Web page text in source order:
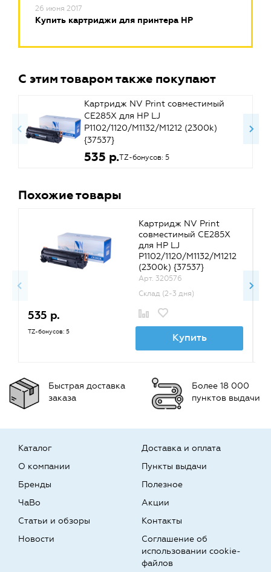
26 июня 2017
Купить картриджи для принтера HP
С этим товаром также покупают
Картридж NV Print совместимый
CE285X для HP LJ
P1102/1120/M1132/M1212 (2300k)
{37537}
535 р.TZ-бонусов: 5
Похожие товары
Картридж NV Print
совместимый CE285X
для HP LJ
P1102/1120/M1132/M1212
(2300k) {37537}
Арт. 320576
Склад (2-3 дня)
535 р.
TZ-бонусов: 5 Купить
Быстрая доставка
заказа
Более 18 000
пунктов выдачи
Каталог
О компании
Бренды
Доставка и оплата
Пункты выдачи
Полезное
ЧаВо
Статьи и обзоры
Новости
Акции
Контакты
Соглашение об
использовании cookie-
файлов